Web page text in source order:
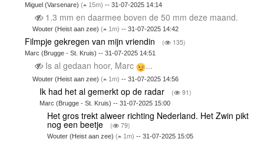
Miguel (Varsenare)( 15m) -- 31-07-2025 14:14
1.3 mm en daarmee boven de 50 mm deze maand.
Wouter (Heist aan zee) ( 1m) -- 31-07-2025 14:42
Filmpje gekregen van mijn vriendin ( 135)
Marc (Brugge - St. Kruis) -- 31-07-2025 14:51
Is al gedaan hoor, Marc ...
Wouter (Heist aan zee) ( 1m) -- 31-07-2025 14:56
Ik had het al gemerkt op de radar ( 91)
Marc (Brugge - St. Kruis) -- 31-07-2025 15:00
Het gros trekt alweer richting Nederland. Het Zwin pikt
nog een beetje ( 79)
Wouter (Heist aan zee) ( 1m) -- 31-07-2025 15:05